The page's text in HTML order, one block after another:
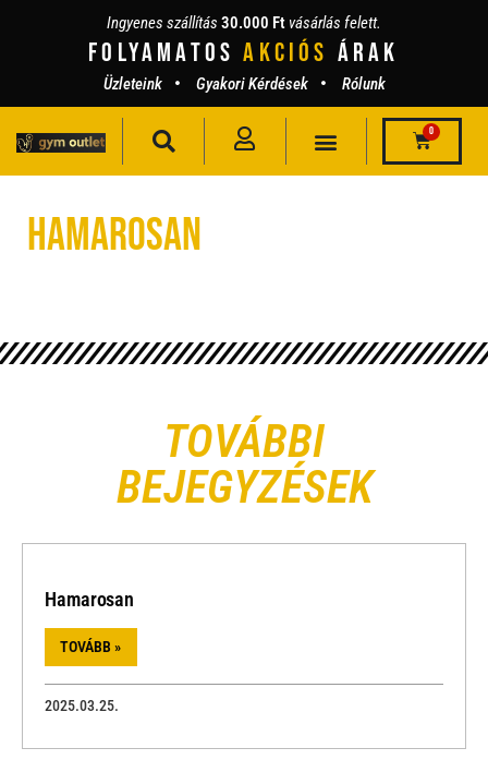
Ingyenes szállítás 30.000 Ft vásárlás felett.
Folyamatos AKCIÓS ÁRAK
Üzleteink Gyakori Kérdések Rólunk
0
Hamarosan
TOVÁBBI
BEJEGYZÉSEK
Hamarosan
TOVÁBB »
2025.03.25.